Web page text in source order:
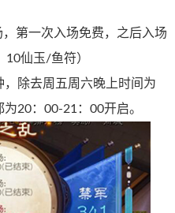
第一次入场免费，之后入场
10仙玉/鱼符）
除去周五周六晚上时间为
20：00-21：00开启。